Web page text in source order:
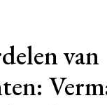
van